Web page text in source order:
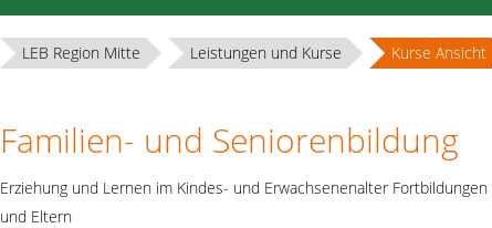
LEB Region Mitte Leistungen und Kurse Kurse Ansicht
Familien- und Seniorenbildung
Erziehung und Lernen im Kindes- und Erwachsenenalter
und Eltern